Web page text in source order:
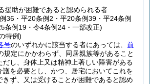
援助が困難であると認められる者
36・平20条例2・平20条例39・平24条例
条例19・令4条例24・一部改正)
特例)
号のいずれかに該当する者にあっては、 前
規定にかかわらず、同居親族等があること
だし、身体上又は精神上著しい障害がある
護を必要とし、かつ、居宅においてこれを
きず、又は受けることが困難であると認め